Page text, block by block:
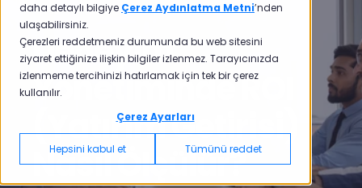
daha detaylı bilgiye Çerez Aydınlatma Metni’nden
ulaşabilirsiniz.
Çerezleri reddetmeniz durumunda bu web sitesini
ziyaret ettiğinize ilişkin bilgiler izlenmez. Tarayıcınızda
izlenmeme tercihinizi hatırlamak için tek bir çerez
kullanılır.
Çerez Ayarları
Hepsini kabul et Tümünü reddet
12 min read
Deneyim
Yönetiminde ROI
(Yatırım Getirisi)
Nasıl Ölçülür?